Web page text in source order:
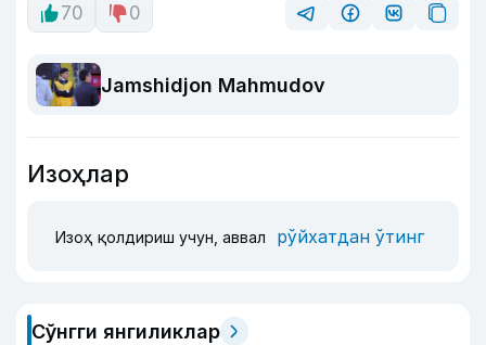
70
0
Jamshidjon Mahmudov
Изоҳлар
Изоҳ қолдириш учун, аввал рўйхатдан ўтинг
Сўнгги янгиликлар